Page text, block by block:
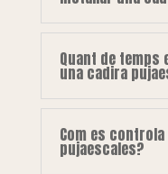
Quant de temps
una cadira
Com es
pujaescales?